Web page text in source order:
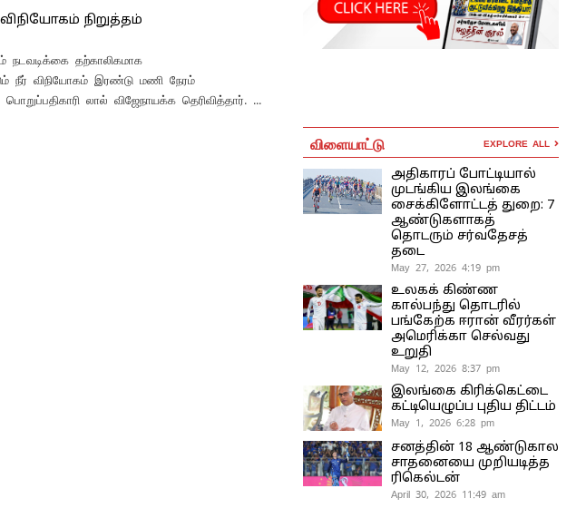
நிறுத்தம்
நடவடிக்கை தற்காலிகமாக
நீர் விநியோகம் இரண்டு மணி நேரம்
லால் விஜேநாயக்க தெரிவித்தார். ...
விளையாட்டு EXPLORE ALL
அதிகாரப் போட்டியால்
முடங்கிய இலங்கை
சைக்கிளோட்டத் துறை: 7
ஆண்டுகளாகத்
தொடரும் சர்வதேசத்
தடை
May 27, 2026 4:19 pm
உலகக் கிண்ண
கால்பந்து தொடரில்
பங்கேற்க ஈரான் வீரர்கள்
அமெரிக்கா செல்வது
உறுதி
May 12, 2026 8:37 pm
இலங்கை கிரிக்கெட்டை
கட்டியெழுப்ப புதிய திட்டம்
May 1, 2026 6:28 pm
சனத்தின் 18 ஆண்டுகால
சாதனையை முறியடித்த
ரிகெல்டன்
April 30, 2026 11:49 am